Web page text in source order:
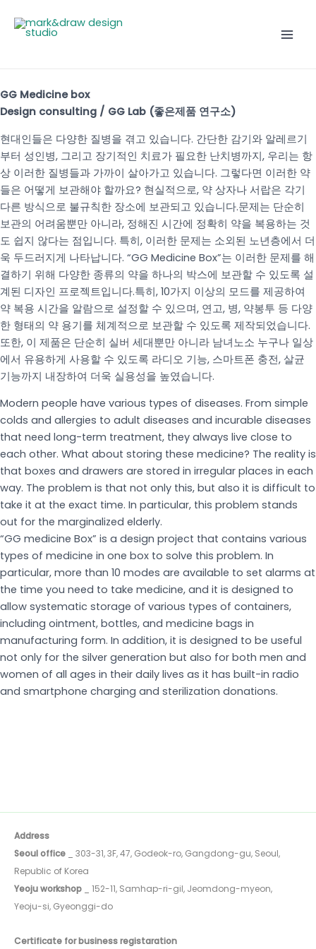
너
뛰
GG Medicine box
Design consulting / GG Lab (좋은제품 연구소)
현대인들은 다양한 질병을 겪고 있습니다. 간단한 감기와 알레르기
부터 성인병, 그리고 장기적인 치료가 필요한 난치병까지, 우리는 항
상 이러한 질병들과 가까이 살아가고 있습니다. 그렇다면 이러한 약
들은 어떻게 보관해야 할까요? 현실적으로, 약 상자나 서랍은 각기
다른 방식으로 불규칙한 장소에 보관되고 있습니다.문제는 단순히
보관의 어려움뿐만 아니라, 정해진 시간에 정확히 약을 복용하는 것
도 쉽지 않다는 점입니다. 특히, 이러한 문제는 소외된 노년층에서 더
욱 두드러지게 나타납니다. “GG Medicine Box”는 이러한 문제를 해
결하기 위해 다양한 종류의 약을 하나의 박스에 보관할 수 있도록 설
계된 디자인 프로젝트입니다.특히, 10가지 이상의 모드를 제공하여
약 복용 시간을 알람으로 설정할 수 있으며, 연고, 병, 약봉투 등 다양
한 형태의 약 용기를 체계적으로 보관할 수 있도록 제작되었습니다.
또한, 이 제품은 단순히 실버 세대뿐만 아니라 남녀노소 누구나 일상
에서 유용하게 사용할 수 있도록 라디오 기능, 스마트폰 충전, 살균
기능까지 내장하여 더욱 실용성을 높였습니다.
Modern people have various types of diseases. From simple
colds and allergies to adult diseases and incurable diseases
that need long-term treatment, they always live close to
each other. What about storing these medicine? The reality is
that boxes and drawers are stored in irregular places in each
way. The problem is that not only this, but also it is difficult to
take it at the exact time. In particular, this problem stands
out for the marginalized elderly.
“GG medicine Box” is a design project that contains various
types of medicine in one box to solve this problem. In
particular, more than 10 modes are available to set alarms at
the time you need to take medicine, and it is designed to
allow systematic storage of various types of containers,
including ointment, bottles, and medicine bags in
manufacturing form. In addition, it is designed to be useful
not only for the silver generation but also for both men and
women of all ages in their daily lives as it has built-in radio
and smartphone charging and sterilization donations.
Address
Seoul office _ 303-31, 3F, 47, Godeok-ro, Gangdong-gu, Seoul,
Republic of Korea
Yeoju workshop _ 152-11, Samhap-ri-gil, Jeomdong-myeon,
Yeoju-si, Gyeonggi-do
Certificate for business registaration